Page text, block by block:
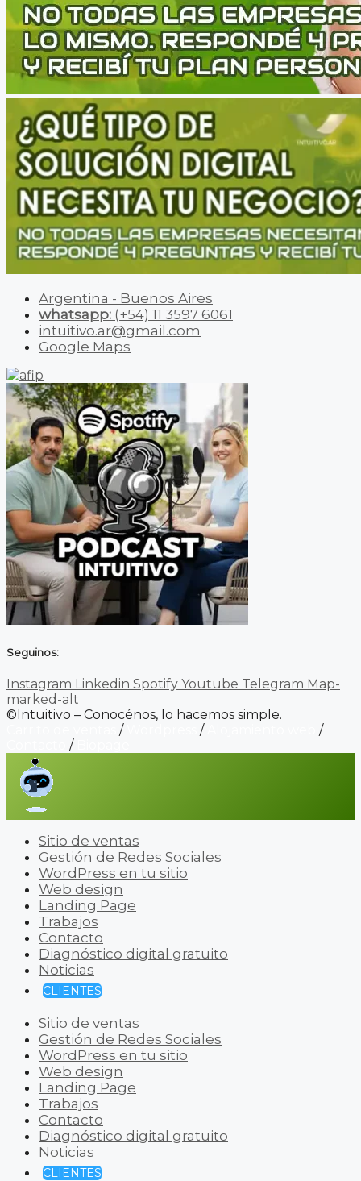
Argentina - Buenos Aires
whatsapp: (+54) 11 3597 6061
intuitivo.ar@gmail.com
Google Maps
Seguinos:
Instagram Linkedin Spotify Youtube Telegram Map-
marked-alt
©Intuitivo – Conocénos, lo hacemos simple.
/ /
/
/
Sitio de ventas
Gestión de Redes Sociales
WordPress en tu sitio
Web design
Landing Page
Trabajos
Contacto
Diagnóstico digital gratuito
Noticias
CLIENTES
Sitio de ventas
Gestión de Redes Sociales
WordPress en tu sitio
Web design
Landing Page
Trabajos
Contacto
Diagnóstico digital gratuito
Noticias
CLIENTES